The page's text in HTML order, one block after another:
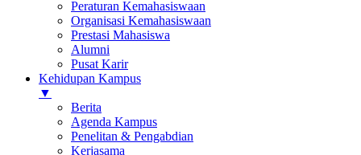
Peraturan Kemahasiswaan
Organisasi Kemahasiswaan
Prestasi Mahasiswa
Alumni
Pusat Karir
Kehidupan Kampus
▼
Berita
Agenda Kampus
Penelitan & Pengabdian
Kerjasama